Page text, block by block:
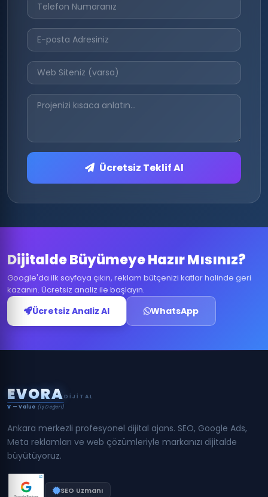
Ücretsiz Teklif Al
Dijitalde Büyümeye Hazır Mısınız?
Google'da ilk sayfaya çıkın, reklam bütçenizi katlar halinde geri
kazanın. Ücretsiz analiz ile başlayın.
Ücretsiz Analiz Al WhatsApp
EVORA DIJITAL
V — Value (İş Değeri)
Ankara merkezli profesyonel dijital ajans. SEO, Google Ads,
Meta reklamları ve web çözümleriyle markanızı dijitalde
büyütüyoruz.
SEO Uzmanı